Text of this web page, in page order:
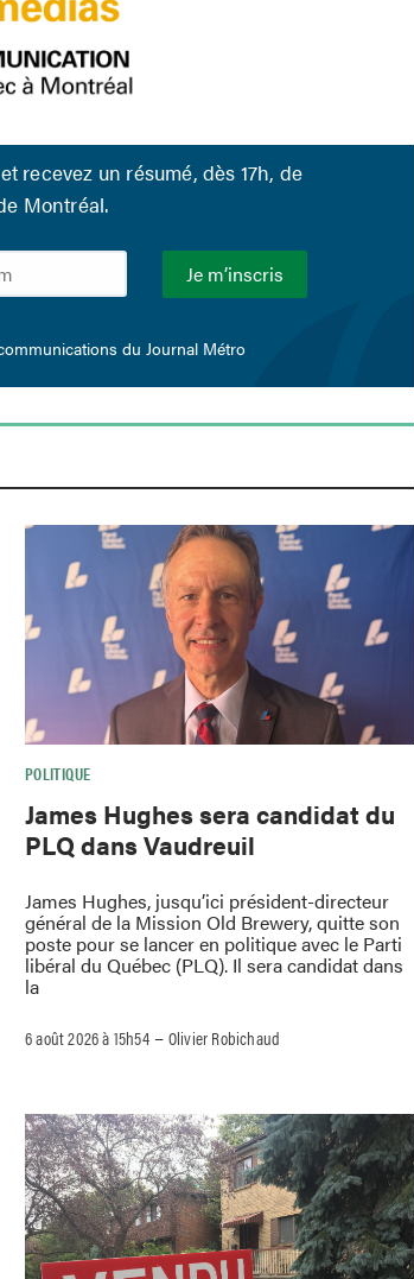
recevez un résumé, dès 17h, de
Montréal.
du Journal Métro
POLITIQUE
James Hughes sera candidat du
PLQ dans Vaudreuil
James Hughes, jusqu’ici président-directeur
général de la Mission Old Brewery, quitte son
poste pour se lancer en politique avec le Parti
libéral du Québec (PLQ). Il sera candidat dans
la
6 août 2026 à 15h54–Olivier Robichaud